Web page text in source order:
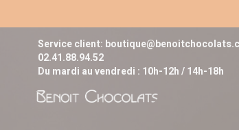
Service client:
02.41.88.94.52
Du mardi au vendredi : 10h-12h / 14h-18h